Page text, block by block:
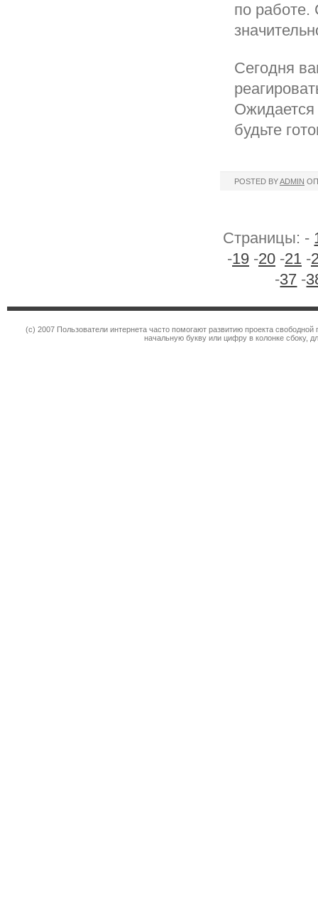
по работе.
Сегодня
Ожидается
будьте
POSTED BYADMIN
Страницы: -
-19 -20 -21 -
-37 -
(c) 2007 Пользователи интернета часто помогают развитию проекта
начальную букву или цифру в колонке сбоку,